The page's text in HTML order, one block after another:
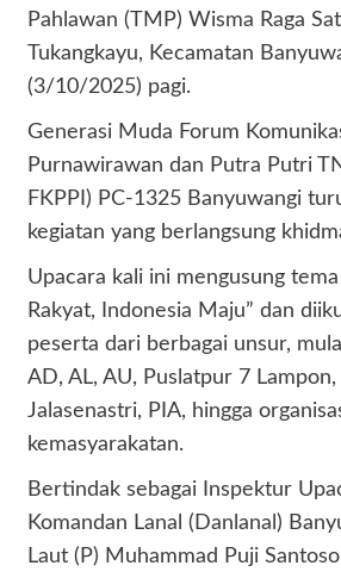
Pahlawan (TMP) Wisma Raga
Tukangkayu, Kecamatan
(3/10/2025) pagi.
Generasi Muda Forum
Purnawirawan dan Putra Putri
FKPPI) PC-1325 Banyuwangi
kegiatan yang berlangsung
Upacara kali ini mengusung tema
Rakyat, Indonesia Maju” dan
peserta dari berbagai unsur,
AD, AL, AU, Puslatpur 7
Jalasenastri, PIA, hingga
kemasyarakatan.
Bertindak sebagai Inspektur
Komandan Lanal (Danlanal)
Laut (P) Muhammad Puji